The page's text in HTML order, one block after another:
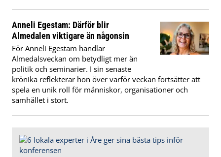
Anneli Egestam: Därför blir
Almedalen viktigare än någonsin
För Anneli Egestam handlar
Almedalsveckan om betydligt mer än
politik och seminarier. I sin senaste
krönika reflekterar hon över varför veckan fortsätter att
spela en unik roll för människor, organisationer och
samhället i stort.